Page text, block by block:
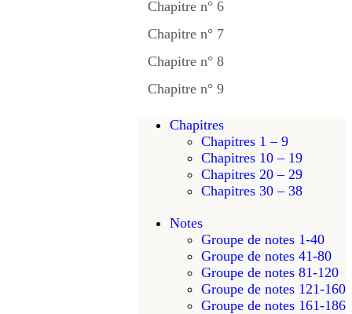
Chapitre n° 6
Chapitre n° 7
Chapitre n° 8
Chapitre n° 9
Chapitres
Chapitres 1 – 9
Chapitres 10 – 19
Chapitres 20 – 29
Chapitres 30 – 38
Notes
Groupe de notes 1-40
Groupe de notes 41-80
Groupe de notes 81-120
Groupe de notes 121-160
Groupe de notes 161-186